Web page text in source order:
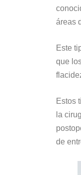
áreas
Este
que
Estos
la
de